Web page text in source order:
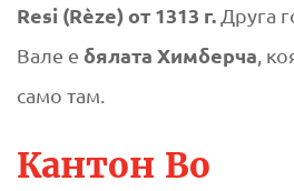
Resi (Rèze) от 1313 г. Друга
Вале е бялата Химберча ,
само там.
Кантон Во